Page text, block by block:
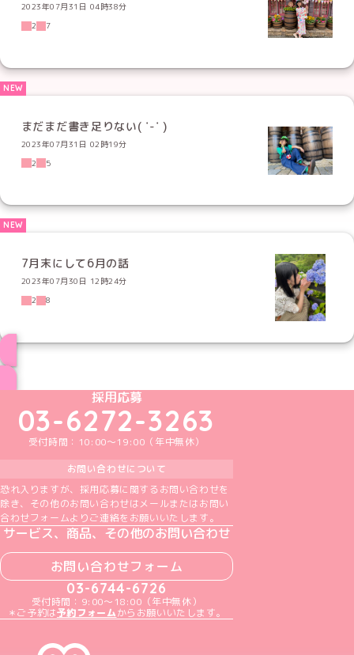
2023年07月31日 04時38分
2
7
まだまだ書き足りない( ˙-˙ )
2023年07月31日 02時19分
2
5
7月末にして6月の話
2023年07月30日 12時24分
2
8
めいどりーみんTikTok公式アカウント
めいどりーみんX公式アカウント
めいどりーみんInstagram公式アカウント
めいどりーみんFacebook公式アカウン
めいどりーみんYouTube公式アカ
採用応募
03-6272-3263
受付時間：10:00～19:00（年中無休）
お問い合わせについて
恐れ入りますが、採用応募に関するお問い合わせを
除き、その他のお問い合わせはメールまたはお問い
合わせフォームよりご連絡をお願いいたします。
サービス、商品、その他のお問い合わせ
お問い合わせフォーム
03-6744-6726
受付時間：9:00～18:00（年中無休）
＊ご予約は予約フォームからお願いいたします。